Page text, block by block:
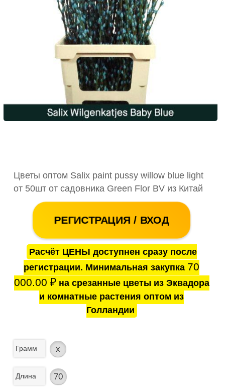
Цветы оптом Salix paint pussy willow blue light
от 50шт от садовника Green Flor BV из Китай
РЕГИСТРАЦИЯ / ВХОД
Расчёт ЦЕНЫ доступнен сразу после
регистрации. Минимальная закупка 70
000.00 ₽на срезанные цветы из Эквадора
и комнатные растения оптом из
Голландии
Грамм x
Длина 70